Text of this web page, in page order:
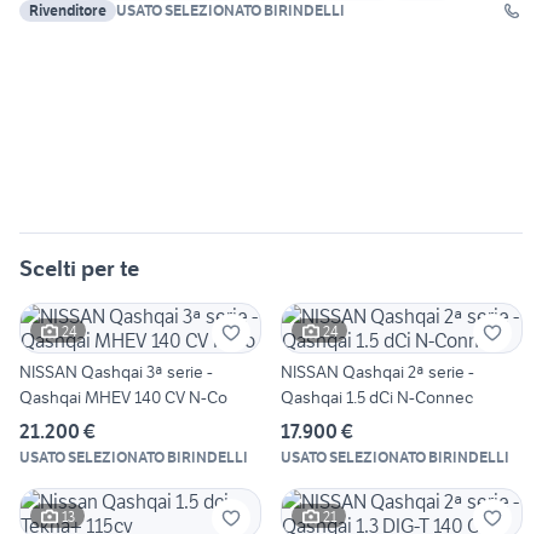
Rivenditore USATO SELEZIONATO BIRINDELLI
Scelti per te
24
NISSAN Qashqai 3ª serie -
Qashqai MHEV 140 CV N-Co
21.200 €
USATO SELEZIONATO BIRINDELLI
24
NISSAN Qashqai 2ª serie -
Qashqai 1.5 dCi N-Connec
17.900 €
USATO SELEZIONATO BIRINDELLI
13 21